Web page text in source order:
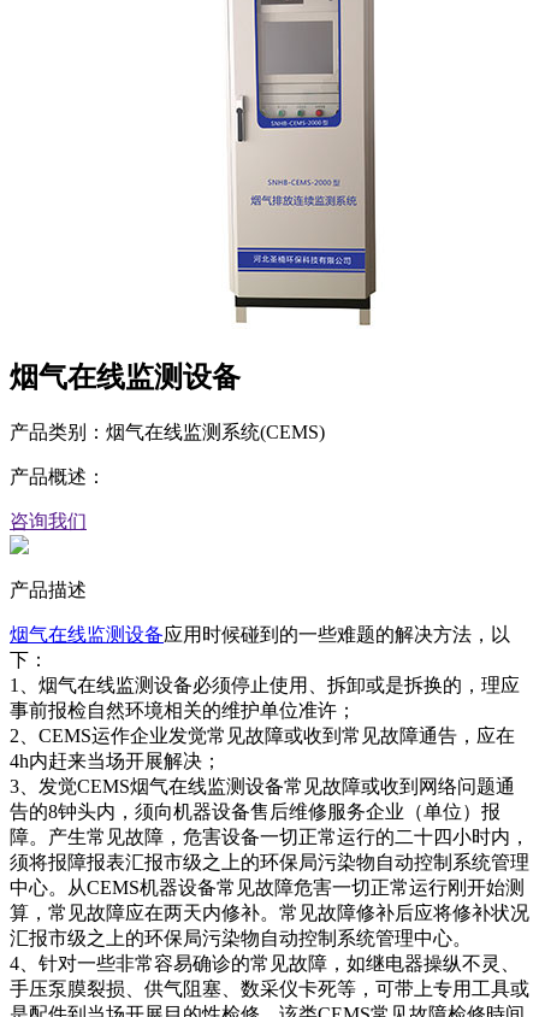
烟气在线监测设备
产品类别：烟气在线监测系统(CEMS)
产品概述：
咨询我们
产品描述
烟气在线监测设备应用时候碰到的一些难题的解决方法，以
下：
1、烟气在线监测设备必须停止使用、拆卸或是拆换的，理应
事前报检自然环境相关的维护单位准许；
2、CEMS运作企业发觉常见故障或收到常见故障通告，应在
4h内赶来当场开展解决；
3、发觉CEMS烟气在线监测设备常见故障或收到网络问题通
告的8钟头内，须向机器设备售后维修服务企业（单位）报
障。产生常见故障，危害设备一切正常运行的二十四小时内，
须将报障报表汇报市级之上的环保局污染物自动控制系统管理
中心。从CEMS机器设备常见故障危害一切正常运行刚开始测
算，常见故障应在两天内修补。常见故障修补后应将修补状况
汇报市级之上的环保局污染物自动控制系统管理中心。
4、针对一些非常容易确诊的常见故障，如继电器操纵不灵、
手压泵膜裂损、供气阻塞、数采仪卡死等，可带上专用工具或